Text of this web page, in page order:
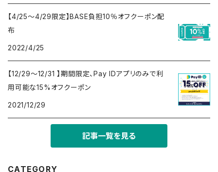
【4/25～4/29限定】BASE負担10％オフクーポン配
布
2022/4/25
【12/29～12/31 】期間限定、Pay IDアプリのみで利
用可能な15%オフクーポン
2021/12/29
記事一覧を見る
CATEGORY